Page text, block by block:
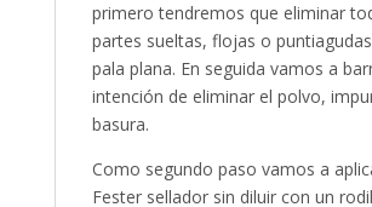
primero tendremos que eliminar
partes sueltas, flojas o
pala plana. En seguida vamos a
intención de eliminar el polvo,
basura.
Como segundo paso vamos a
Fester sellador sin diluir con un